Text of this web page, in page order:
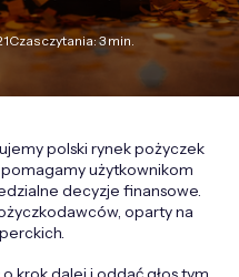
Czas czytania: 3 min.
polski rynek pożyczek
użytkownikom
decyzje finansowe.
oparty na